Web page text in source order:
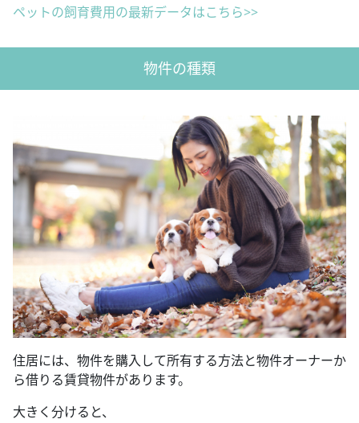
ペットの飼育費用の最新データはこちら>>
物件の種類
住居には、物件を購入して所有する方法と物件オーナーか
ら借りる賃貸物件があります。
大きく分けると、